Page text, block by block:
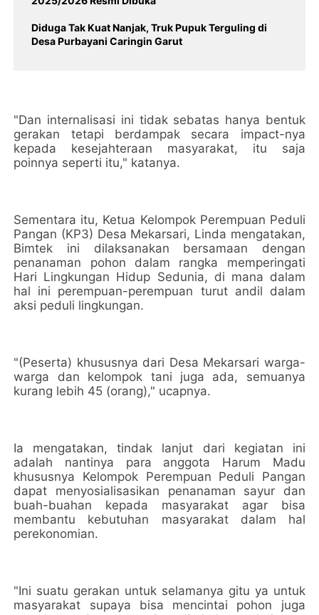
Diduga Tak Kuat Nanjak, Truk Pupuk Terguling di
Desa Purbayani Caringin Garut
"Dan internalisasi ini tidak sebatas hanya bentuk
gerakan tetapi berdampak secara impact-nya
kepada kesejahteraan masyarakat, itu saja
poinnya seperti itu," katanya.
Sementara itu, Ketua Kelompok Perempuan Peduli
Pangan (KP3) Desa Mekarsari, Linda mengatakan,
Bimtek ini dilaksanakan bersamaan dengan
penanaman pohon dalam rangka memperingati
Hari Lingkungan Hidup Sedunia, di mana dalam
hal ini perempuan-perempuan turut andil dalam
aksi peduli lingkungan.
"(Peserta) khususnya dari Desa Mekarsari warga-
warga dan kelompok tani juga ada, semuanya
kurang lebih 45 (orang)," ucapnya.
Ia mengatakan, tindak lanjut dari kegiatan ini
adalah nantinya para anggota Harum Madu
khususnya Kelompok Perempuan Peduli Pangan
dapat menyosialisasikan penanaman sayur dan
buah-buahan kepada masyarakat agar bisa
membantu kebutuhan masyarakat dalam hal
perekonomian.
"Ini suatu gerakan untuk selamanya gitu ya untuk
masyarakat supaya bisa mencintai pohon juga